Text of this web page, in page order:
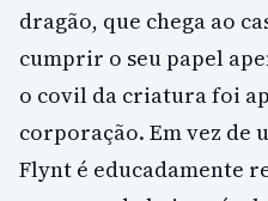
dragão, que chega ao
cumprir o seu papel
o covil da criatura foi
corporação. Em vez de
Flynt é educadamente